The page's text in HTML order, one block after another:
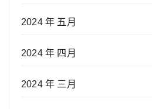
2024 年 五月
2024 年 四月
2024 年 三月